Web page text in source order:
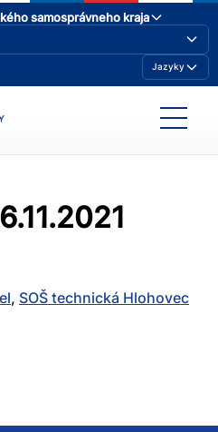
samosprávneho kraja
Jazyky
, SOŠ technická Hlohovec